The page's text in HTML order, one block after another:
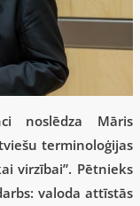
noslēdza Māris
terminoloģijas
virzībai”. Pētnieks
valoda attīstās